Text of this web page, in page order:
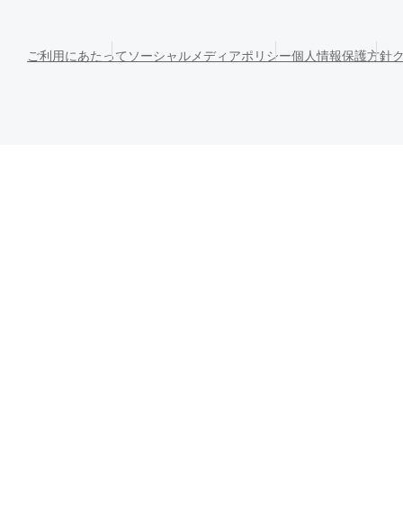
ご利用にあたって ソーシャルメディアポリシー個人情報保護方針